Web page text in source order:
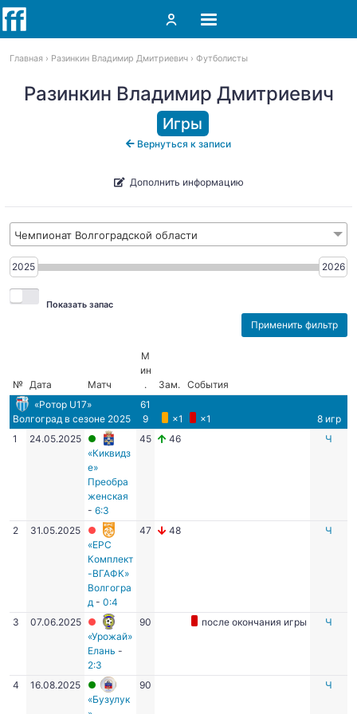
Главная Разинкин Владимир Дмитриевич Футболисты
Разинкин Владимир Дмитриевич
Игры
Вернуться к записи
Дополнить информацию
Чемпионат Волгоградской области
2025 2026
Показать запас
№ Дата Матч
М
ин
.
Зам.
События
«Ротор U17»
Волгоград в сезоне 2025
61
9
×1 ×1
8 игр
1
24.05.2025
«Киквидз
е»
Преобра
женская
- 6:3
45 46 Ч
2
31.05.2025
«ЕРС
Комплект
-ВГАФК»
Волгогра
д - 0:4
47 48 Ч
3
07.06.2025
«Урожай»
Елань -
2:3
90 после окончания игры Ч
4
16.08.2025
«Бузулук
90 Ч